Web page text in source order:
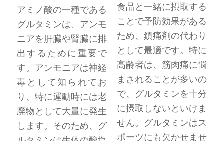
アミノ酸の一種である
グルタミンは、アンモ
ニアを肝臓や腎臓に排
出するために重要で
す。アンモニアは神経
毒として知られてお
り、特に運動時には老
廃物として大量に発生
します。そのため、グ
食品と一緒に摂取する
ことで予防効果がある
ため、鎮痛剤の代わり
として最適です。特に
高齢者は、筋肉痛に悩
まされることが多いの
で、グルタミンを十分
に摂取しないといけま
せん。グルタミンはス
ポーツにも欠かせませ